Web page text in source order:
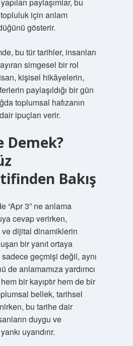
için anlam
gösterir.
bu tür tarihler, insanları
simgesel bir rol
kişisel hikâyelerin,
paylaşıldığı bir gün
toplumsal hafızanın
ipuçları verir.
Demek?
Bakış
“Apr 3” ne anlama
cevap verirken,
dijital dinamiklerin
bir yanıt ortaya
sadece geçmişi değil, aynı
de anlamamıza yardımcı
bir kayıptır hem de bir
bellek, tarihsel
bu tarihe dair
duygu ve
uyandırır.